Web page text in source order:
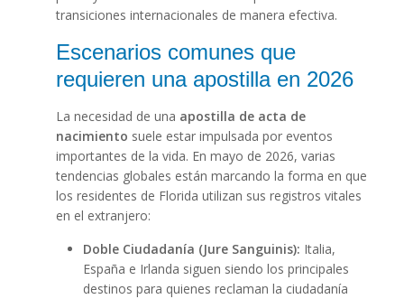
transiciones internacionales de manera efectiva.
Escenarios comunes que
requieren una apostilla en 2026
La necesidad de una apostilla de acta de
nacimiento suele estar impulsada por eventos
importantes de la vida. En mayo de 2026, varias
tendencias globales están marcando la forma en que
los residentes de Florida utilizan sus registros vitales
en el extranjero:
Doble Ciudadanía (Jure Sanguinis): Italia,
España e Irlanda siguen siendo los principales
destinos para quienes reclaman la ciudadanía